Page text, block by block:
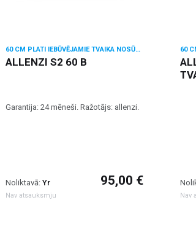
60 CM PLATI IEBŪVĒJAMIE TVAIKA NOSŪCĒJI
ALLENZI S2 60 B
Garantija: 24 mēneši. Ražotājs: allenzi.
Noliktavā: Yr
Nav atsauksmju
95,00 €
Nav